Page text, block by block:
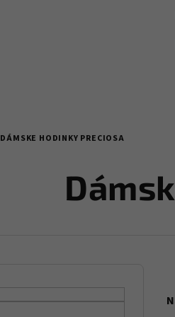
DÁMSKE HODINKY PRECIOSA
a